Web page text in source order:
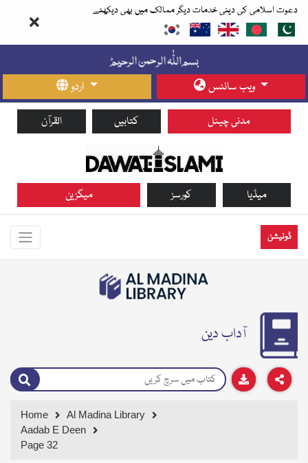
دعوت اسلامی کی دینی خدمات دیگر ممالک میں بھی دیکھئے
اردو ویب سائٹس
القرآن کتابیں مدنی چینل
میگزین کورسز میڈیا
ڈونیشن
آداب دین
Home
Al Madina Library
Aadab E Deen
Page 32